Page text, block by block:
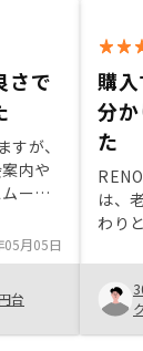
さで
が、
内や
ーズ
リスク
を払拭
05月05日
台
購
分
た
は、
わり
る
良質
で
です
ビス